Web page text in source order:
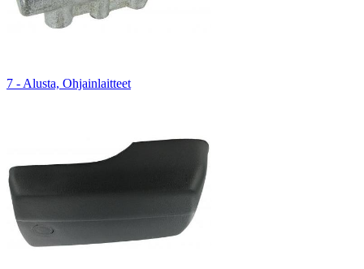
7 - Alusta, Ohjainlaitteet